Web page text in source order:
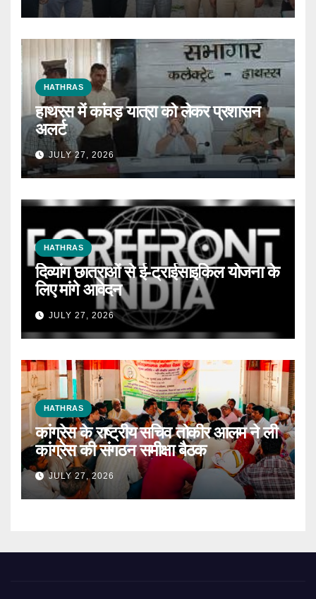
HATHRAS
हाथरस में कांवड़ यात्रा को लेकर प्रशासन
अलर्ट
JULY 27, 2026
HATHRAS
दिव्यांग छात्राओं से ई-ट्राईसाइकिल योजना के
लिए मांगे आवेदन
JULY 27, 2026
HATHRAS
कांग्रेस के राष्ट्रीय सचिव तोकीर आलम ने ली
कांग्रेस की संगठन समीक्षा बैठक
JULY 27, 2026